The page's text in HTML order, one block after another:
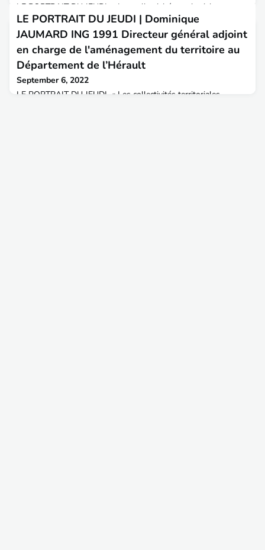
LE PORTRAIT DU JEUDI « Les collectivités territoriales,
actrices de la relance économique et des transitions » Nous
continuons ce jeudi notre série de témoignages sur la
thématique des collectivités territoriales, actrices de la relance
économique et des transitions avec
Stéphane PEYRICHOU, ingénieur diplômé de l'ENTPE en
1997 actuellement Directeur général du développement
Économique de Bordeaux
LE PORTRAIT DU JEUDI | Dominique
JAUMARD ING 1991 Directeur général adjoint
en charge de l'aménagement du territoire au
Département de l’Hérault
September 6, 2022
LE PORTRAIT DU JEUDI « Les collectivités territoriales,